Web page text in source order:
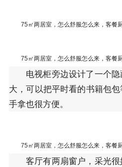
75㎡两居室，怎么舒服怎么来，客餐
75㎡两居室，怎么舒服怎么来，客餐
电视柜旁边设计了一个
大，可以把平时看的书籍包
手拿也很方便。
75㎡两居室，怎么舒服怎么来，客餐
客厅有两扇窗户，采光